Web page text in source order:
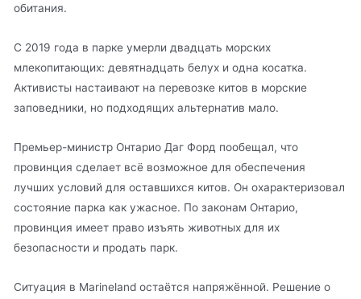
обитания.
С 2019 года в парке умерли двадцать морских
млекопитающих: девятнадцать белух и одна косатка.
Активисты настаивают на перевозке китов в морские
заповедники, но подходящих альтернатив мало.
Премьер-министр Онтарио Даг Форд пообещал, что
провинция сделает всё возможное для обеспечения
лучших условий для оставшихся китов. Он охарактеризовал
состояние парка как ужасное. По законам Онтарио,
провинция имеет право изъять животных для их
безопасности и продать парк.
Ситуация в Marineland остаётся напряжённой. Решение о